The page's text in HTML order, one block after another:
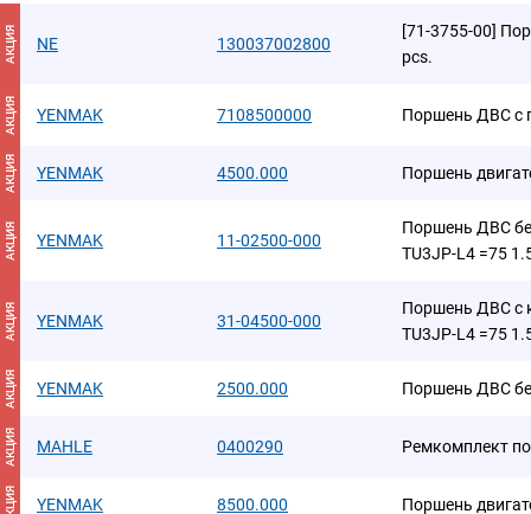
АКЦИЯ NE 130037002800
[71-3755-00]
pcs.
АКЦИЯ YENMAK 7108500000 Поршень ДВС с
АКЦИЯ YENMAK 4500.000 Поршень
АКЦИЯ YENMAK 11-02500-000
Поршень ДВС
TU3JP-L4 =75
АКЦИЯ YENMAK 31-04500-000
Поршень ДВС с
TU3JP-L4 =75
АКЦИЯ YENMAK 2500.000 Поршень ДВС
АКЦИЯ MAHLE 0400290 Ремкомплект
АКЦИЯ YENMAK 8500.000 Поршень